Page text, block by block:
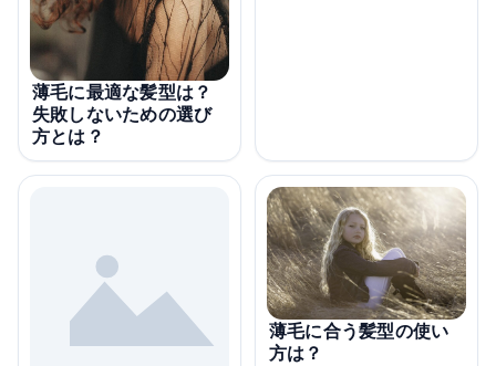
薄毛に最適な髪型は？
失敗しないための選び
方とは？
薄毛に合う髪型の使い
方は？